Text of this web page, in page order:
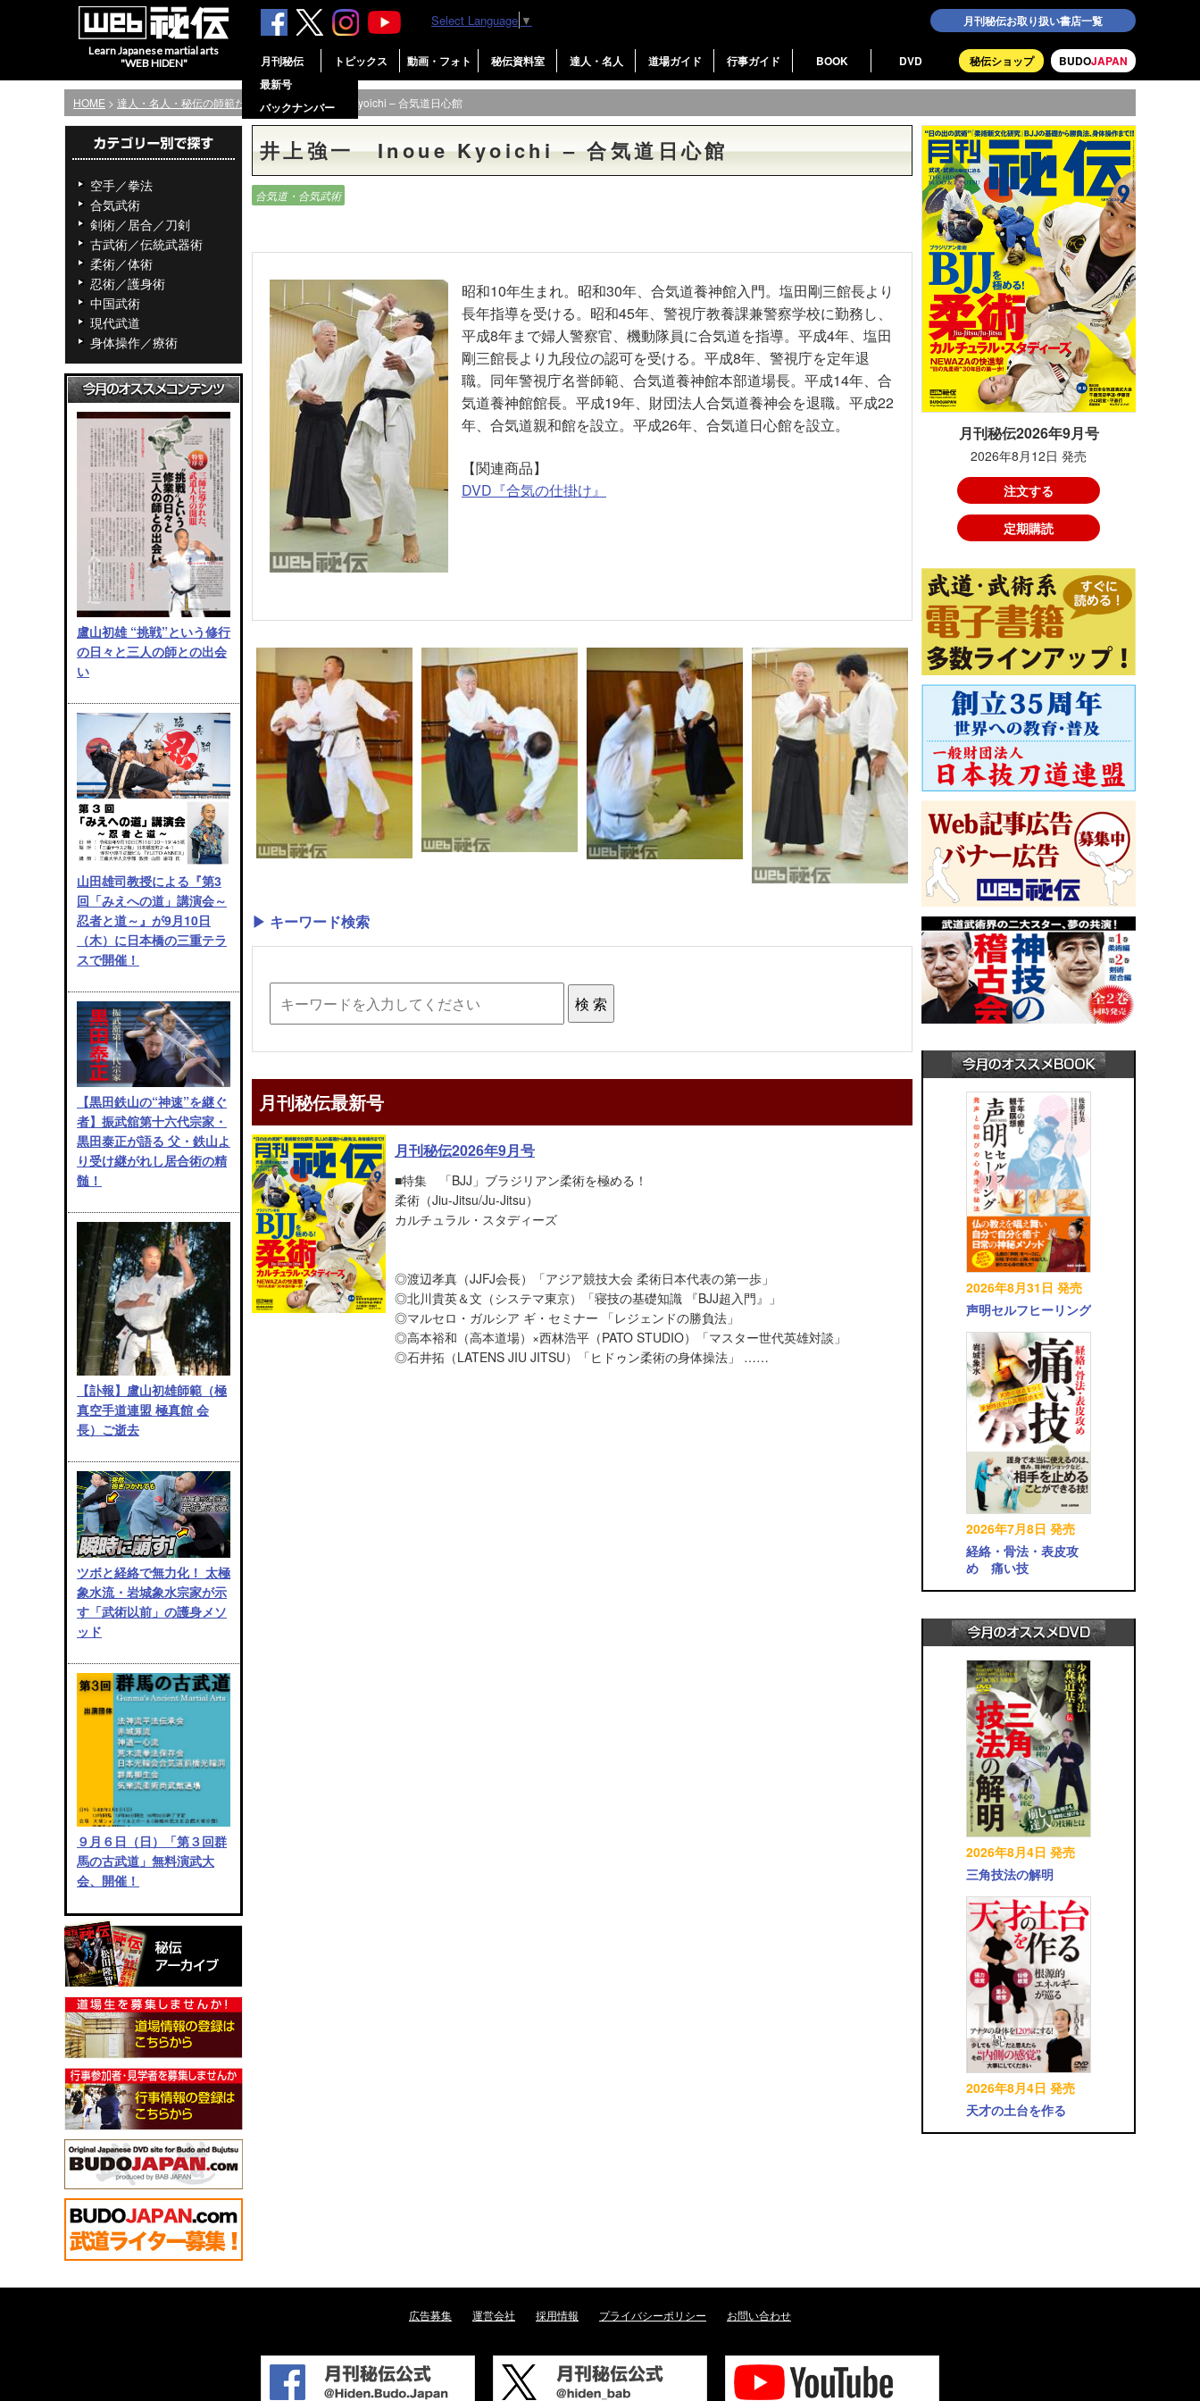
Learn Japanese martial arts
"WEB HIDEN"
月刊秘伝お取り扱い書店一覧
BUDOJAPAN
秘伝ショップ
月刊秘伝
最新号
バックナンバー
トピックス 動画・フォト 秘伝資料室 達人・名人 道場ガイド 行事ガイド BOOK DVD
Select Language ▼
HOME > 達人・名人・秘伝の師範たち > 井上強一 Inoue Kyoichi – 合気道日心館
空手／拳法
合気武術
剣術／居合／刀剣
古武術／伝統武器術
柔術／体術
忍術／護身術
中国武術
現代武道
身体操作／療術
盧山初雄 “挑戦”という修行
の日々と三人の師との出会
い
山田雄司教授による『第3
回「みえへの道」講演会～
忍者と道～』が9月10日
（木）に日本橋の三重テラ
スで開催！
【黒田鉄山の“神速”を継ぐ
者】振武舘第十六代宗家・
黒田泰正が語る 父・鉄山よ
り受け継がれし居合術の精
髄！
【訃報】盧山初雄師範（極
真空手道連盟 極真館 会
長）ご逝去
ツボと経絡で無力化！ 太極
象水流・岩城象水宗家が示
す「武術以前」の護身メソ
ッド
９月６日（日）「第３回群
馬の古武道」無料演武大
会、開催！
井上強一 Inoue Kyoichi – 合気道日心館
合気道・合気武術
昭和10年生まれ。昭和30年、合気道養神館入門。塩田剛三館長より
長年指導を受ける。昭和45年、警視庁教養課兼警察学校に勤務し、
平成8年まで婦人警察官、機動隊員に合気道を指導。平成4年、塩田
剛三館長より九段位の認可を受ける。平成8年、警視庁を定年退
職。同年警視庁名誉師範、合気道養神館本部道場長。平成14年、合
気道養神館館長。平成19年、財団法人合気道養神会を退職。平成22
年、合気道親和館を設立。平成26年、合気道日心館を設立。
【関連商品】
DVD『合気の仕掛け』
▶ キーワード検索
月刊秘伝最新号
月刊秘伝2026年9月号
■特集 「BJJ」ブラジリアン柔術を極める！
柔術（Jiu-Jitsu/Ju-Jitsu）
カルチュラル・スタディーズ
◎渡辺孝真（JJFJ会長）「アジア競技大会 柔術日本代表の第一歩」
◎北川貴英＆文（システマ東京）「寝技の基礎知識 『BJJ超入門』」
◎マルセロ・ガルシア ギ・セミナー 「レジェンドの勝負法」
◎高本裕和（高本道場）×西林浩平（PATO STUDIO）「マスター世代英雄対談」
◎石井拓（LATENS JIU JITSU）「ヒドゥン柔術の身体操法」 ……
月刊秘伝2026年9月号
2026年8月12日 発売
注文する
定期購読
2026年8月31日 発売
声明セルフヒーリング
2026年7月8日 発売
経絡・骨法・表皮攻
め 痛い技
2026年8月4日 発売
三角技法の解明
2026年8月4日 発売
天才の土台を作る
広告募集 運営会社 採用情報 プライバシーポリシー お問い合わせ